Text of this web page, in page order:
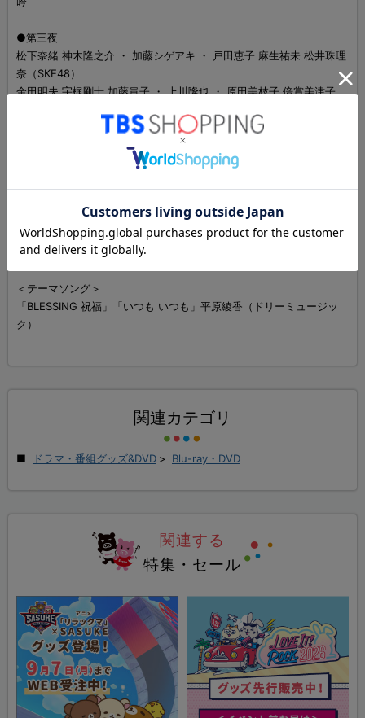
●第三夜
松下奈緒 神木隆之介 ・ 加藤シゲアキ ・ 戸田恵子 麻生祐未 松井珠理
奈（SKE48）
金田明夫 宇梶剛士 加藤貴子 ・ 上川隆也 ・ 原田美枝子 倍賞美津子
藤新、伊與田英徳
演出／平野俊一、今井夏木
製作／TBS
＜テーマソング＞
「BLESSING 祝福」「いつも いつも」平原綾香（ドリーミュージッ
ク）
関連カテゴリ
ドラマ・番組グッズ&DVD > Blu-ray・DVD
関連する
特集・セール